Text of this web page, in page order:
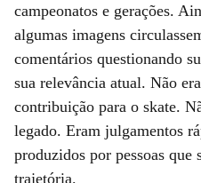
campeonatos e gerações.
algumas imagens
comentários questionando
sua relevância atual. Não
contribuição para o skate.
legado. Eram julgamentos
produzidos por pessoas que
trajetória.